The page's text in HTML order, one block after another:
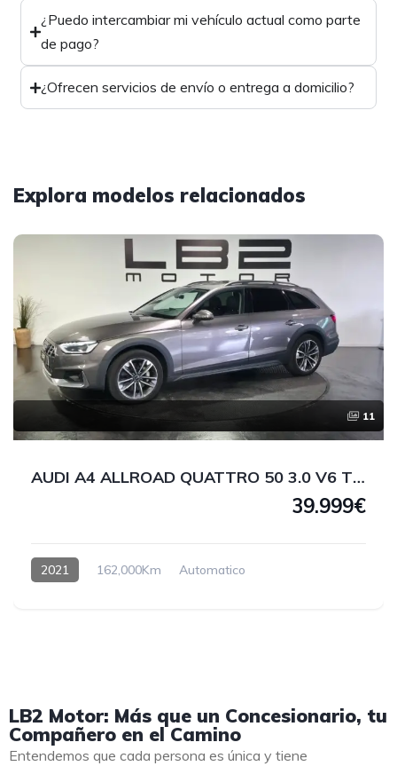
¿Puedo intercambiar mi vehículo actual como parte
de pago?
¿Ofrecen servicios de envío o entrega a domicilio?
Explora modelos relacionados
11
AUDI A4 ALLROAD QUATTRO 50 3.0 V6 TDI 286 CV
39.999€
2021 162,000Km Automatico
LB2 Motor: Más que un Concesionario, tu
Compañero en el Camino
Entendemos que cada persona es única y tiene